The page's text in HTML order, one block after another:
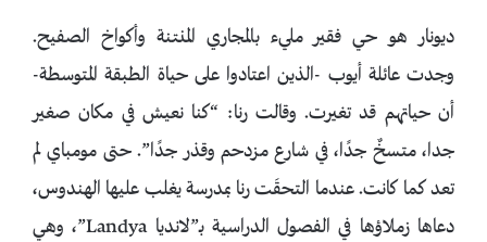
ديونار هو حي فقير مليء بالمجاري المنتنة وأكواخ الصفيح.
وجدت عائلة أيوب -الذين اعتادوا على حياة الطبقة المتوسطة-
أن حياتهم قد تغيرت. وقالت رنا: “كنا نعيش في مكان صغير
جدا، متسخٌ جدًا، في شارع مزدحم وقذر جدًا”. حتى مومباي لم
تعد كما كانت. عندما التحقَت رنا بمدرسة يغلب عليها الهندوس،
دعاها زملاؤها في الفصول الدراسية بـ”لانديا Landya”، وهي